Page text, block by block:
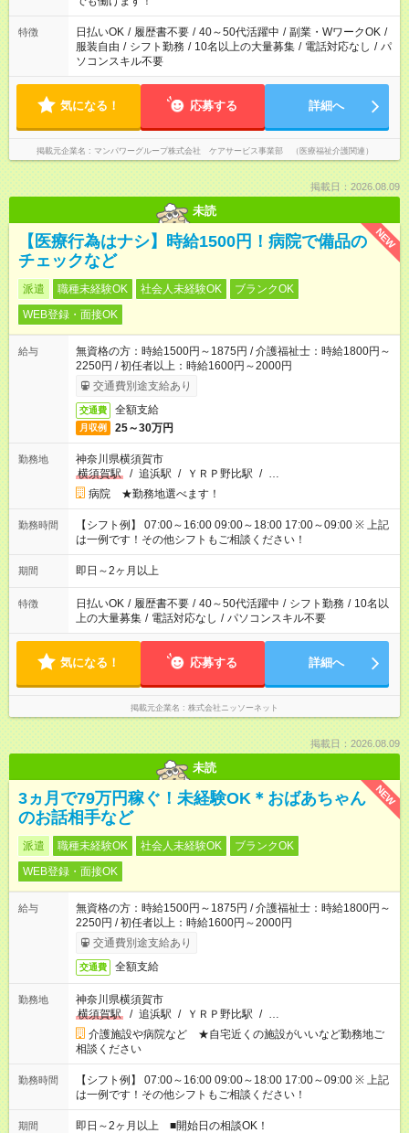
短時間・短期間の就業はご案内が難しい場合があります
特徴 日払いOK / 履歴書不要 / 40～50代活躍中 / 副業・WワークOK /
服装自由 / シフト勤務 / 10名以上の大量募集 / 電話対応なし / パ
ソコンスキル不要
気になる！ 応募する 詳細へ
掲載元企業名 マンパワーグループ株式会社 ケアサービス事業部 （医療福祉介護関連）
掲載日：2026.08.09
未読
NEW
【医療行為はナシ】時給1500円！病院で備品の
チェックなど
派遣 職種未経験OK 社会人未経験OK
ブランクOK
WEB登録・面接OK
給与
無資格の方：時給1500円～1875円 / 介護福祉士：時給1800円～
2250円 / 初任者以上：時給1600円～2000円
交通費別途支給あり
交通費 全額支給
月収例 25～30万円
勤務地
神奈川県横須賀市
横須賀駅
/ 追浜駅 / ＹＲＰ野比駅 / …
病院 ★勤務地選べます！
勤務時間
【シフト例】 07:00～16:00 09:00～18:00 17:00～09:00 ※ 上記
は一例です！その他シフトもご相談ください！
期間 即日～2ヶ月以上
特徴 日払いOK / 履歴書不要 / 40～50代活躍中 / シフト勤務 / 10名以
上の大量募集 / 電話対応なし / パソコンスキル不要
気になる！ 応募する 詳細へ
掲載元企業名 株式会社ニッソーネット
掲載日：2026.08.09
未読
NEW
3ヵ月で79万円稼ぐ！未経験OK＊おばあちゃん
のお話相手など
派遣 職種未経験OK 社会人未経験OK
ブランクOK
WEB登録・面接OK
給与
無資格の方：時給1500円～1875円 / 介護福祉士：時給1800円～
2250円 / 初任者以上：時給1600円～2000円
交通費別途支給あり
交通費 全額支給
勤務地
神奈川県横須賀市
横須賀駅
/ 追浜駅 / ＹＲＰ野比駅 / …
介護施設や病院など ★自宅近くの施設がいいなど勤務地ご
相談ください
勤務時間
【シフト例】 07:00～16:00 09:00～18:00 17:00～09:00 ※ 上記
は一例です！その他シフトもご相談ください！
期間 即日～2ヶ月以上 ■開始日の相談OK！